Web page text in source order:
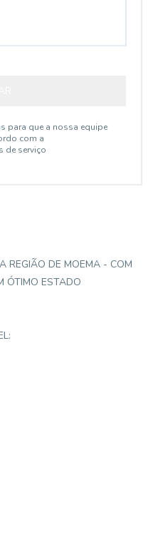
para que a nossa equipe
com a
de serviço
REGIÃO DE MOEMA - COM
ÓTIMO ESTADO